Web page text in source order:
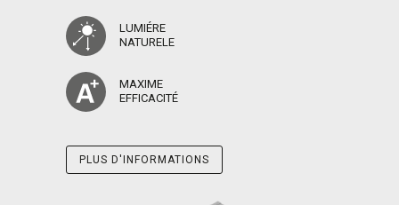
LUMIÉRE
NATURELE
MAXIME
EFFICACITÉ
PLUS D'INFORMATIONS